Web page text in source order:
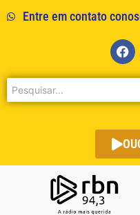
Entre em contato